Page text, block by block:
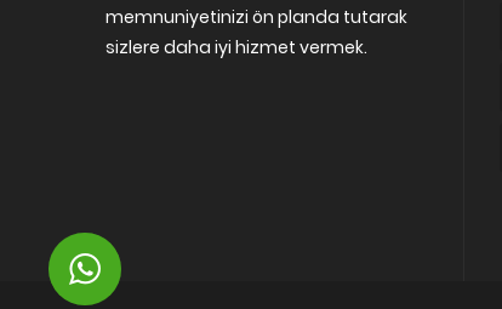
memnuniyetinizi ön planda tutarak
sizlere daha iyi hizmet vermek.